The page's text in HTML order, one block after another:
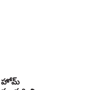
హోమ్